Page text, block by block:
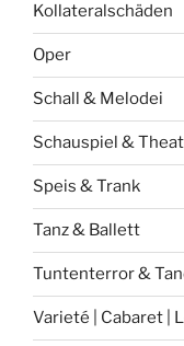
Kollateralschäden
Oper
Schall & Melodei
Schauspiel &
Speis & Trank
Tanz & Ballett
Tuntenterror &
Varieté | Cabaret |